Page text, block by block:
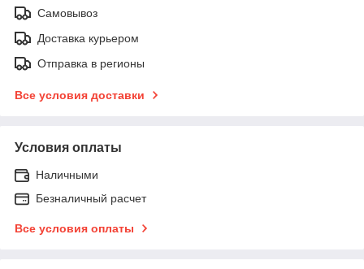
Самовывоз
Доставка курьером
Отправка в регионы
Все условия доставки
Условия оплаты
Наличными
Безналичный расчет
Все условия оплаты